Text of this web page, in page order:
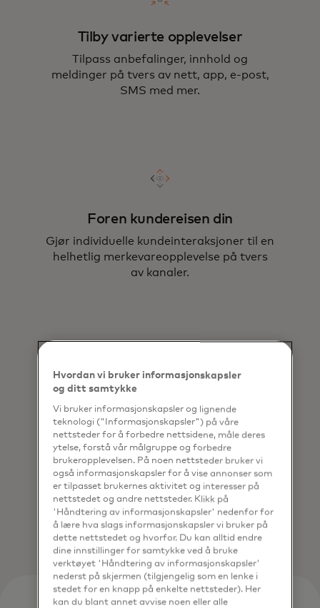
Tilby varierte opplevelser
Tilpass anbefalinger, innhold og
meldinger på tvers av nett, app, e-post,
SMS med mer.
Foren kundereisen din
Gjør individuelle kundeinteraksjoner til en
helhetlig merkevareopplevelse på tvers
av kanaler.
Vårt enhetlige OS muliggjør
samarbeidende personalisering på tvers
av team, og sikrer smidighet og raskere
lanseringstid.
Hvordan vi bruker informasjonskapsler
og ditt samtykke
Vi bruker informasjonskapsler og lignende
teknologi ("Informasjonskapsler") på våre
nettsteder for å forbedre nettsidene, måle deres
ytelse, forstå vår målgruppe og forbedre
brukeropplevelsen. På noen nettsteder bruker vi
også informasjonskapsler for å vise annonser som
er tilpasset brukernes aktivitet og interesser på
nettstedet og andre nettsteder. Klikk på
'Håndtering av informasjonskapsler' nedenfor for
å lære hva slags informasjonskapsler vi bruker på
dette nettstedet og hvorfor. Du kan alltid endre
dine innstillinger for samtykke ved å bruke
verktøyet 'Håndtering av informasjonskapsler'
nederst på skjermen (tilgjengelig som en lenke i
stedet for en knapp på enkelte nettsteder). Her
kan du blant annet avvise noen eller alle